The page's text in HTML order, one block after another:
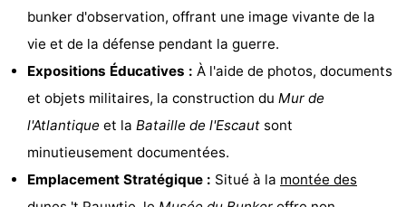
Lieux
d'intérêt
Musées
bunker d'observation, offrant une image vivante de la
vie et de la défense pendant la guerre.
Expositions Éducatives : À l'aide de photos, documents
et objets militaires, la construction du Mur de
l'Atlantique et la Bataille de l'Escaut sont
minutieusement documentées.
Emplacement Stratégique : Situé à la montée des